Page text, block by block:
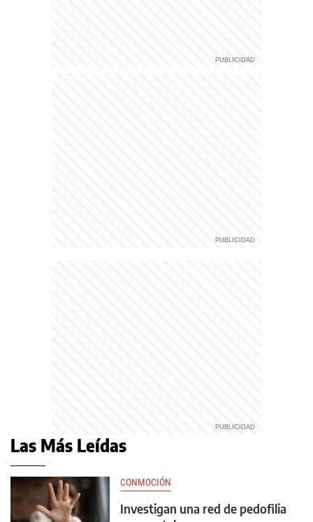
Las Más Leídas
CONMOCIÓN
Investigan una red de pedofilia